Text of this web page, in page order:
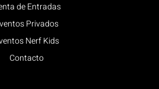
de Entradas
Privados
Nerf Kids
Contacto